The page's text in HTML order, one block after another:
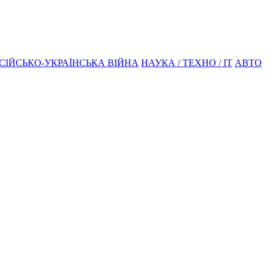
УКРАЇНСЬКА ВІЙНА НАУКА / ТЕХНО / IT АВТО